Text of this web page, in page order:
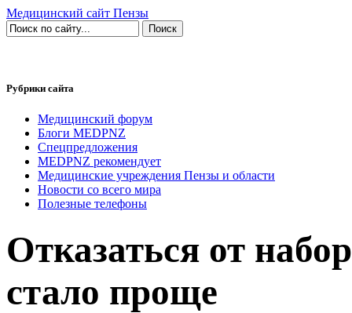
Медицинский сайт Пензы
Рубрики сайта
Медицинский форум
Блоги MEDPNZ
Спецпредложения
MEDPNZ рекомендует
Медицинские учреждения Пензы и области
Новости со всего мира
Полезные телефоны
Отказаться от
стало проще